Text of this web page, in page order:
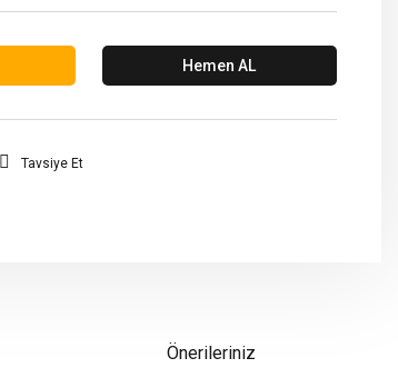
Hemen AL
Tavsiye Et
Önerileriniz